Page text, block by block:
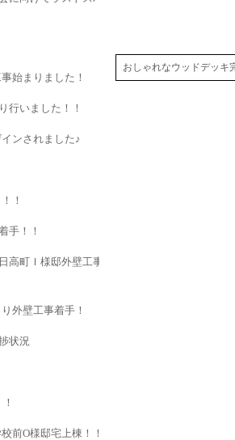
おしゃれなウッドデッキ
始まりました！
行いました！！
ンされました♪
！
手！！
高町Ｉ様邸外壁工事
外壁工事着手！
状況
前O様邸宅上棟！！